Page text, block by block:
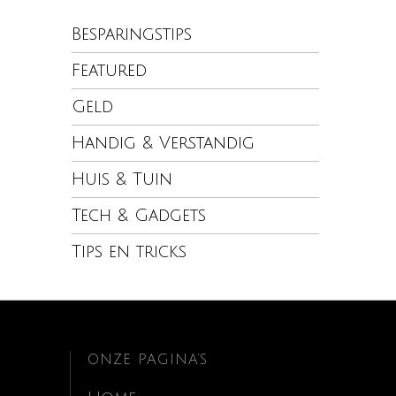
Besparingstips
Featured
Geld
Handig & Verstandig
Huis & Tuin
Tech & Gadgets
Tips en tricks
ONZE PAGINA’S